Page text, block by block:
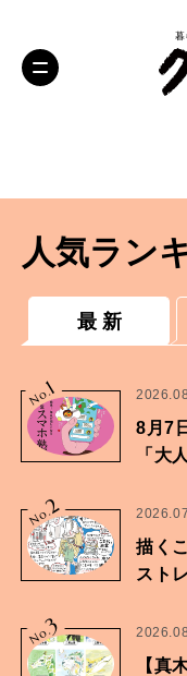
暮
人気ラン
最 新
No.
1
8月7
「大
No.2
描く
スト
No.
3
【真